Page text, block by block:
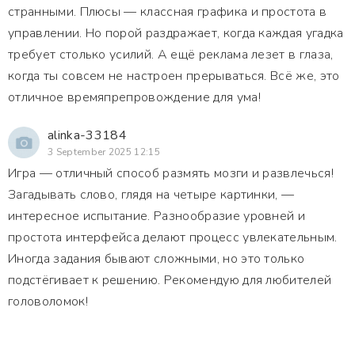
странными. Плюсы — классная графика и простота в
управлении. Но порой раздражает, когда каждая угадка
требует столько усилий. А ещё реклама лезет в глаза,
когда ты совсем не настроен прерываться. Всё же, это
отличное времяпрепровождение для ума!
alinka-33184
3 September 2025 12:15
Игра — отличный способ размять мозги и развлечься!
Загадывать слово, глядя на четыре картинки, —
интересное испытание. Разнообразие уровней и
простота интерфейса делают процесс увлекательным.
Иногда задания бывают сложными, но это только
подстёгивает к решению. Рекомендую для любителей
головоломок!